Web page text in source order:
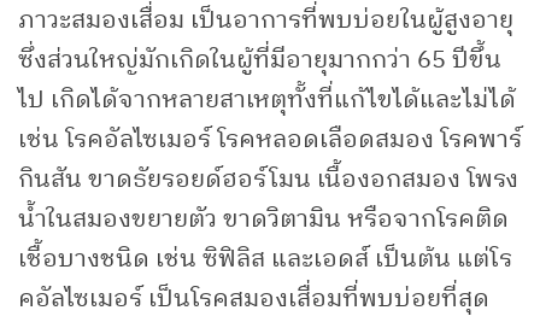
ภาวะสมองเสื่อม เป็นอาการที่พบบ่อยในผู้สูงอายุ
ซึ่งส่วนใหญ่มักเกิดในผู้ที่มีอายุมากกว่า 65 ปีขึ้น
ไป เกิดได้จากหลายสาเหตุทั้งที่แก้ไขได้และไม่ได้
เช่น โรคอัลไซเมอร์ โรคหลอดเลือดสมอง โรคพาร์
กินสัน ขาดธัยรอยด์ฮอร์โมน เนื้องอกสมอง โพรง
น้ำในสมองขยายตัว ขาดวิตามิน หรือจากโรคติด
เชื้อบางชนิด เช่น ซิฟิลิส และเอดส์ เป็นต้น แต่โร
คอัลไซเมอร์ เป็นโรคสมองเสื่อมที่พบบ่อยที่สุด